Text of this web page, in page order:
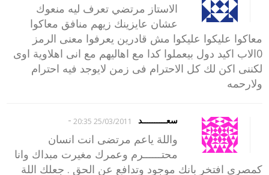
الاستاز مرتضي تعرف ليه منعوك
عشان عايزينك زيهم منافق معاكوا
معاكوا عليكوا عليكوا مش قادرين يعرفوا معنى الرمز
0الاب اكيد دول بيعملوا كدا مع اهاليهم مع انى اهلاوية اوى
لكننى اكن لك كل الاحترام فى زمن لايوجد فيه احترام
ولارحمه
سعــــــــــد 25/03/2011 20:35
-
واللة ياعم مرتضى انت انسان
محتــــــرم وعمرك مغيرت مبداك وانا
كمصرى افتخر بانك موجود وتدافع عن الحق . جعلك اللة